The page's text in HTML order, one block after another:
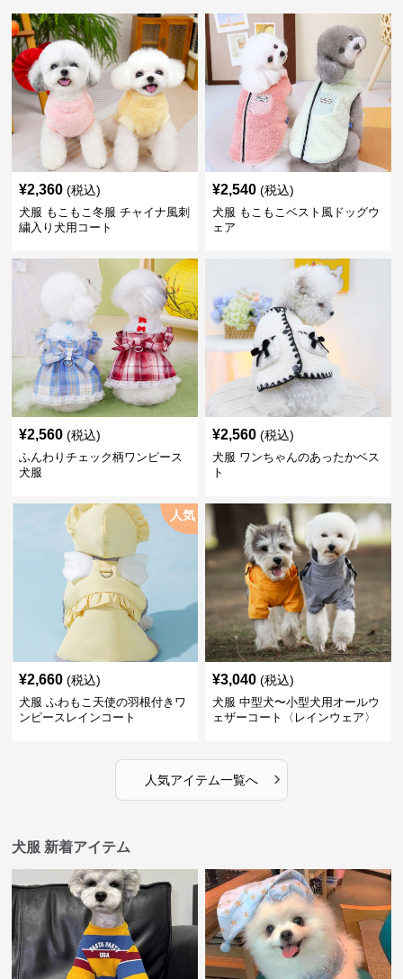
¥2,360 (税込)
犬服 もこもこ冬服 チャイナ風刺
繍入り犬用コート
¥2,540 (税込)
犬服 もこもこベスト風ドッグウ
ェア
¥2,560 (税込)
ふんわりチェック柄ワンピース
犬服
¥2,560 (税込)
犬服 ワンちゃんのあったかベス
ト
人気
¥2,660 (税込)
犬服 ふわもこ天使の羽根付きワ
ンピースレインコート
¥3,040 (税込)
犬服 中型犬〜小型犬用オールウ
ェザーコート〈レインウェア〉
人気アイテム一覧へ ›
犬服 新着アイテム